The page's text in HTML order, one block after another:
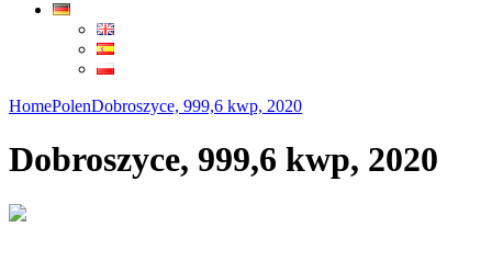
HomePolenDobroszyce, 999,6 kwp, 2020
Dobroszyce, 999,6 kwp, 2020